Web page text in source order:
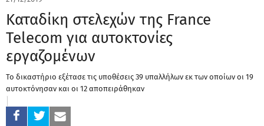
Καταδίκη στελεχών της France
Telecom για αυτοκτονίες
εργαζομένων
Το δικαστήριο εξέτασε τις υποθέσεις 39 υπαλλήλων εκ των οποίων οι 19
αυτοκτόνησαν και οι 12 αποπειράθηκαν